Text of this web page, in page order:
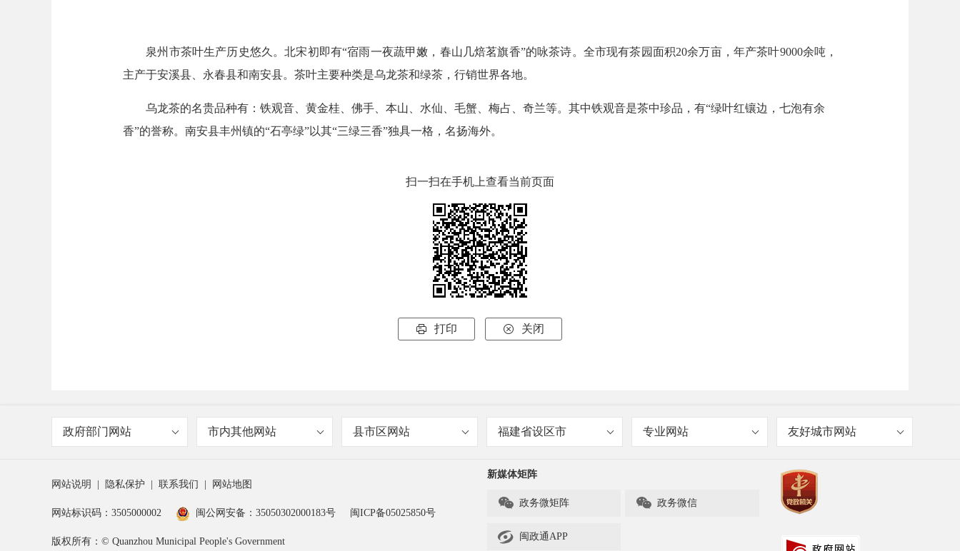
泉州市茶叶生产历史悠久。北宋初即有“宿雨一夜蔬甲嫩，春山几焙茗旗香”的咏茶诗。全市现有茶园面积20余万亩，年产茶叶9000余吨，
主产于安溪县、永春县和南安县。茶叶主要种类是乌龙茶和绿茶，行销世界各地。
乌龙茶的名贵品种有：铁观音、黄金桂、佛手、本山、水仙、毛蟹、梅占、奇兰等。其中铁观音是茶中珍品，有“绿叶红镶边，七泡有余
香”的誉称。南安县丰州镇的“石亭绿”以其“三绿三香”独具一格，名扬海外。
扫一扫在手机上查看当前页面
 打印  关闭
政府部门网站 市内其他网站 县市区网站 福建省设区市 专业网站 友好城市网站
网站说明 隐私保护 联系我们 网站地图
网站标识码：3505000002 闽公网安备：35050302000183号 闽ICP备05025850号
版权所有：© Quanzhou Municipal People's Government
新媒体矩阵
 政务微矩阵  政务微信
 闽政通APP